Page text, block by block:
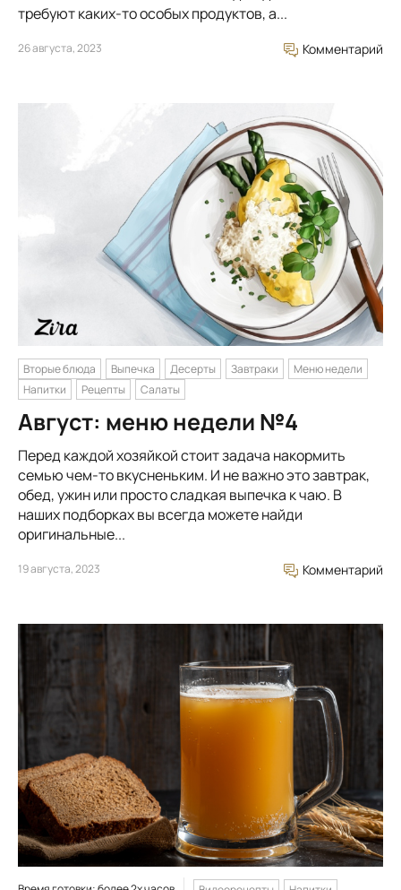
требуют каких-то особых продуктов, а...
26 августа, 2023 Комментарий
Вторые блюда Выпечка Десерты Завтраки
Меню недели
Напитки
Рецепты Салаты
Август: меню недели №4
Перед каждой хозяйкой стоит задача накормить
семью чем-то вкусненьким. И не важно это завтрак,
обед, ужин или просто сладкая выпечка к чаю. В
наших подборках вы всегда можете найди
оригинальные...
19 августа, 2023 Комментарий